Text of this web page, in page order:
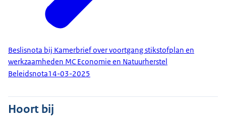
Beslisnota bij Kamerbrief over voortgang stikstofplan en
werkzaamheden MC Economie en Natuurherstel
Beleidsnota14-03-2025
Hoort bij